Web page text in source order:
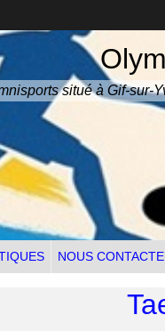
situé à Gif-sur-
NOUS